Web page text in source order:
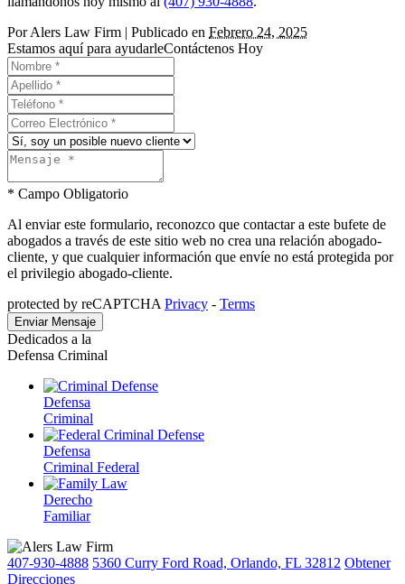
PorAlers Law Firm | Publicado en Febrero 24, 2025
Estamos aquí para ayudarleContáctenos Hoy
* Campo Obligatorio
Al enviar este formulario, reconozco que contactar a este bufete de
abogados a través de este sitio web no crea una relación abogado-
cliente, y que cualquier información que envíe no está protegida por
el privilegio abogado-cliente.
protected by reCAPTCHA Privacy - Terms
Dedicados a la
Defensa Criminal
Defensa
Criminal
Defensa
Criminal Federal
Derecho
Familiar
407-930-4888 5360 Curry Ford Road, Orlando, FL 32812 Obtener
Direcciones